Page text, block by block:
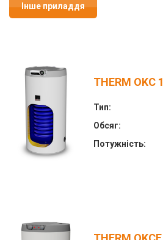
Інше приладдя
THERM OKC
Тип:
Обсяг:
Потужність: